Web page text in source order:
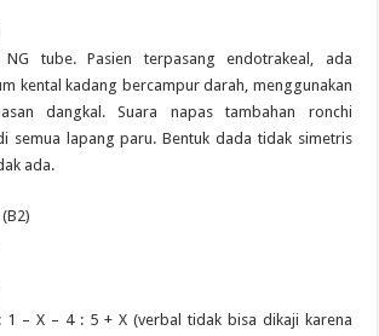
tube. Pasien terpasang endotrakeal, ada
kental kadang bercampur darah, menggunakan
dangkal. Suara napas tambahan ronchi
semua lapang paru. Bentuk dada tidak simetris
ada.
1 – X – 4 : 5 + X (verbal tidak bisa dikaji karena